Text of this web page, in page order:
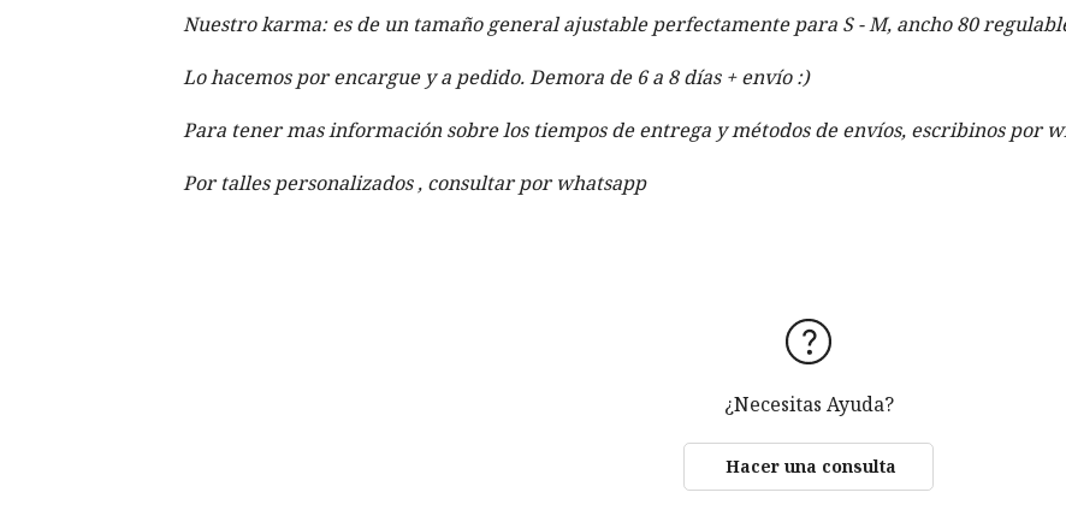
Nuestro karma: es de un tamaño general ajustable perfectamente para S - M, ancho 80
Lo hacemos por encargue y a pedido. Demora de 6 a 8 días + envío :)
Para tener mas información sobre los tiempos de entrega y métodos de envíos, escribinos por
Por talles personalizados , consultar por whatsapp
¿Necesitas Ayuda?
Hacer una consulta